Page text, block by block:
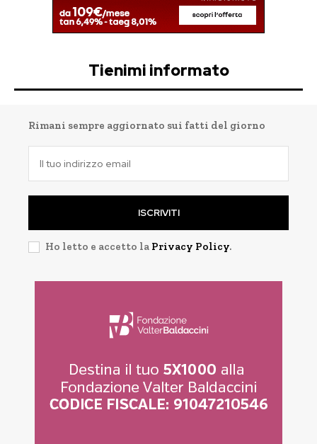
Tienimi informato
Rimani sempre aggiornato sui fatti del giorno
ISCRIVITI
Ho letto e accetto la Privacy Policy.